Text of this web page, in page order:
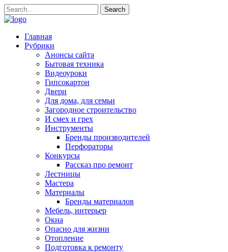
Главная
Рубрики
Анонсы сайта
Бытовая техника
Видеоуроки
Гипсокартон
Двери
Для дома, для семьи
Загородное строительство
И смех и грех
Инструменты
Бренды производителей
Перфораторы
Конкурсы
Рассказ про ремонт
Лестницы
Мастера
Материалы
Бренды материалов
Мебель, интерьер
Окна
Опасно для жизни
Отопление
Подготовка к ремонту